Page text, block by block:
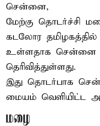
சென்னை,
மேற்கு தொடர்ச்சி
கடலோர
உள்ளதாக சென்னை
தெரிவித்துள்ளது.
இது தொடர்பாக
மையம் வெளியிட்ட
மழை